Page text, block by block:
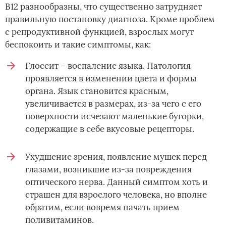
В12 разнообразны, что существенно затрудняет
правильную постановку диагноза. Кроме проблем
с репродуктивной функцией, взрослых могут
беспокоить и такие симптомы, как:
Глоссит – воспаление языка. Патология
проявляется в изменении цвета и формы
органа. Язык становится красным,
увеличивается в размерах, из-за чего с его
поверхности исчезают маленькие бугорки,
содержащие в себе вкусовые рецепторы.
Ухудшение зрения, появление мушек перед
глазами, возникшие из-за повреждения
оптического нерва. Данный симптом хоть и
страшен для взрослого человека, но вполне
обратим, если вовремя начать прием
поливитаминов.